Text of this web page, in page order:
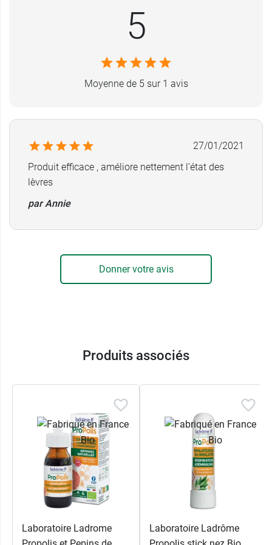
5
Moyenne de 5 sur 1 avis
27/01/2021
Produit efficace , améliore nettement l’état des
lèvres
par Annie
Donner votre avis
Produits associés
Laboratoire Ladrome
Laboratoire Ladrôme